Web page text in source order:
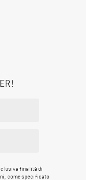
finalità di
come specificato